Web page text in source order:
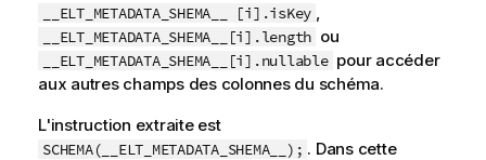
__ELT_METADATA_SHEMA__ [i].isKey
__ELT_METADATA_SHEMA__[i].length ou
__ELT_METADATA_SHEMA__[i].nullable pour accéder
aux autres champs des colonnes du schéma.
L'instruction extraite est
SCHEMA(__ELT_METADATA_SHEMA__); . Dans cette